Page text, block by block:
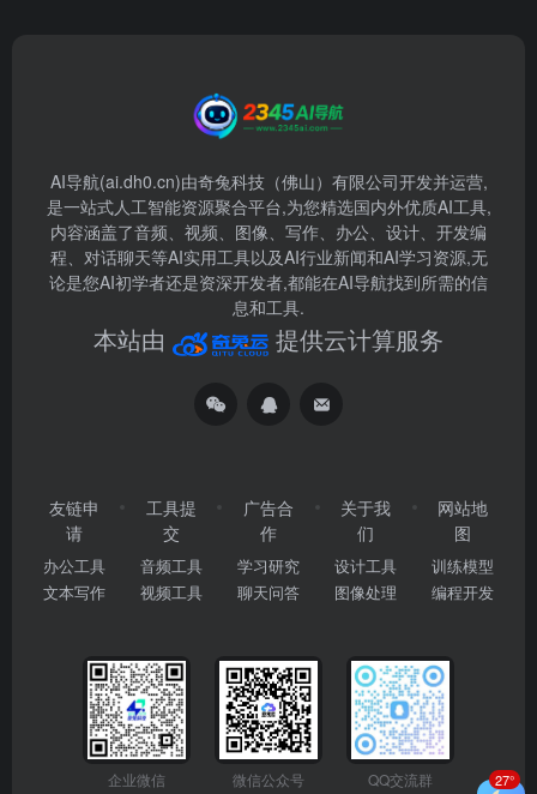
AI导航(ai.dh0.cn)由奇兔科技（佛山）有限公司开发并运营,
是一站式人工智能资源聚合平台,为您精选国内外优质AI工具,
内容涵盖了音频、视频、图像、写作、办公、设计、开发编
程、对话聊天等AI实用工具以及AI行业新闻和AI学习资源,无
论是您AI初学者还是资深开发者,都能在AI导航找到所需的信
息和工具.
本站由 提供云计算服务
友链申
请
办公工具
文本写作
工具提
交
音频工具
视频工具
广告合
作
学习研究
聊天问答
关于我
们
设计工具
图像处理
网站地
图
训练模型
编程开发
企业微信 微信公众号 QQ交流群 27°